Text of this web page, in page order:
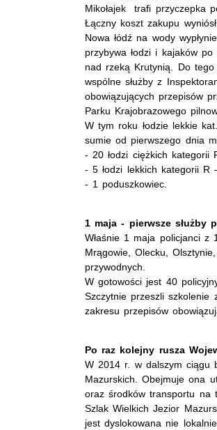
Mikołajek trafi przyczepka
Łączny koszt zakupu
Nowa łódź na wody
przybywa łodzi i kajaków
nad rzeką Krutynią. Do
wspólne służby z
obowiązujących przepisów
Parku Krajobrazowego
W tym roku łodzie lekkie
sumie od pierwszego dnia
- 20 łodzi ciężkich kategorii
- 5 łodzi lekkich kategorii R
- 1 poduszkowiec.
1 maja - pierwsze służby
Właśnie 1 maja policjanci z
Mrągowie, Olecku,
przywodnych.
W gotowości jest 40
Szczytnie przeszli szkolenie
zakresu przepisów
Po raz kolejny rusza
W 2014 r. w dalszym ciągu
Mazurskich. Obejmuje ona
oraz środków transportu na
Szlak Wielkich Jezior
jest dyslokowana nie